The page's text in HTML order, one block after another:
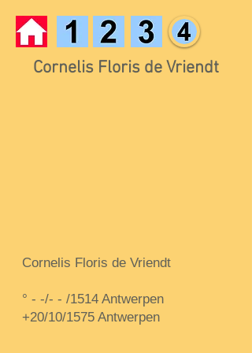
Cornelis Floris de Vriendt
Cornelis Floris de Vriendt
° - -/- - /1514 Antwerpen
+20/10/1575 Antwerpen